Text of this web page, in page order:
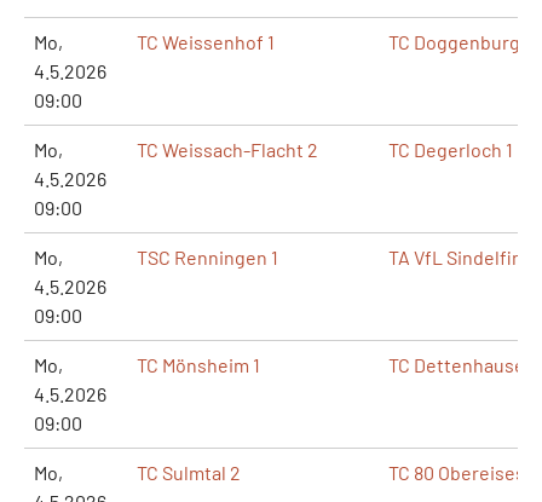
Mo,
4.5.2026
09:00
TC Weissenhof 1 TC Doggenburg 1
Mo,
4.5.2026
09:00
TC Weissach-Flacht 2 TC Degerloch 1
Mo,
4.5.2026
09:00
TSC Renningen 1 TA VfL
Mo,
4.5.2026
09:00
TC Mönsheim 1 TC Dettenhausen
Mo,
TC Sulmtal 2 TC 80